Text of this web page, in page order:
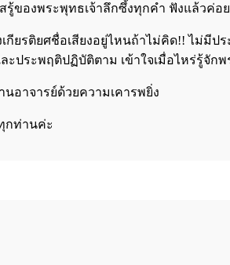
รู้ของพระพุทธเจ้าลึกซึ้งทุกคำ ฟังแล้วค่อ
กียรติยศชื่อเสียงอยู่ไหนถ้าไม่คิด!! ไม่มีป
ะประพฤติปฏิบัติตาม เข้าใจเมื่อไหร่รู้จักพ
อาจารย์ด้วยความเคารพยิ่ง
กท่านค่ะ